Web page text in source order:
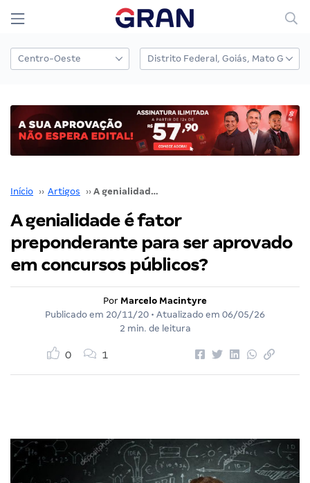
Início ›› Artigos ›› A genialidade é fator preponderante para ser aprovado em concursos públicos?
A genialidade é fator
preponderante para ser aprovado
em concursos públicos?
Por Marcelo Macintyre
Publicado em 20/11/20 • Atualizado em 06/05/26
2 min. de leitura
0 1